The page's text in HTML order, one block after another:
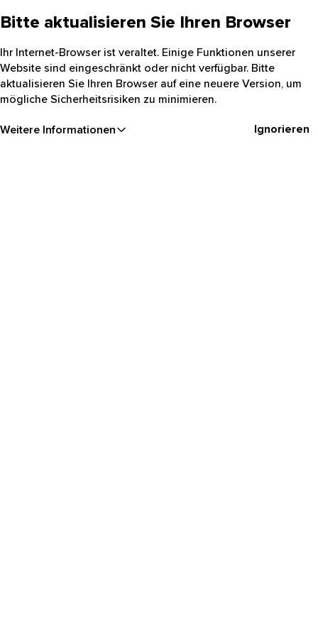
Bitte aktualisieren Sie Ihren Browser
Ihr Internet-Browser ist veraltet. Einige Funktionen unserer
Website sind eingeschränkt oder nicht verfügbar. Bitte
aktualisieren Sie Ihren Browser auf eine neuere Version, um
mögliche Sicherheitsrisiken zu minimieren.
Weitere Informationen Ignorieren